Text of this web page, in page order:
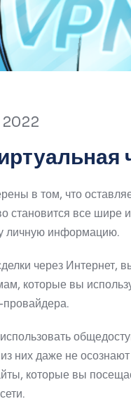
2022
в том, что
становится все
личную информацию.
через Интернет,
которые вы
провайдера.
них даже не
которые вы